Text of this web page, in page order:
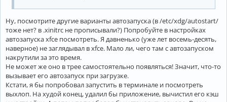
Ну, посмотрите другие варианты автозапуска (в /etc/xdg/autostart/
тоже нет? в .xinitrc не прописывали?) Попробуйте в настройках
автозапуска xfce посмотреть. Я давненько (уже лет восемь-десять,
наверное) не заглядывал в xfce. Мало ли, чего там с автозапуском
накрутили за это время.
Не может же оно в трее самостоятельно появляться! Значит, что-то
вызывает его автозапуск при загрузке.
Кстати, я бы попробовал запустить в терминале и посмотреть
выхлоп. На худой конец, удалил бы приложение, вычистил его кэш